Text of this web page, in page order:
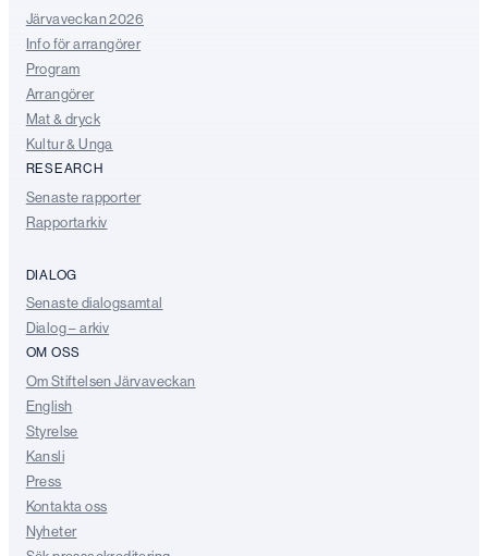
Järvaveckan 2026
Info för arrangörer
Program
Arrangörer
Mat & dryck
Kultur & Unga
RESEARCH
Senaste rapporter
Rapportarkiv
DIALOG
Senaste dialogsamtal
Dialog – arkiv
OM OSS
Om Stiftelsen Järvaveckan
English
Styrelse
Kansli
Press
Kontakta oss
Nyheter